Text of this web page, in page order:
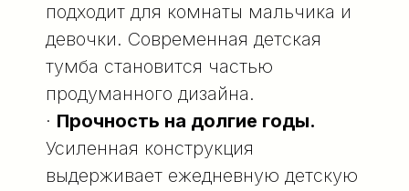
подходит для комнаты мальчика и
девочки. Современная детская
тумба становится частью
продуманного дизайна.
· Прочность на долгие годы.
Усиленная конструкция
выдерживает ежедневную детскую